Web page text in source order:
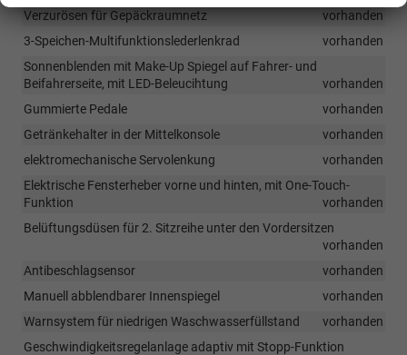
Verzurösen für Gepäckraumnetz
vorhanden
3-Speichen-Multifunktionslederlenkrad
vorhanden
Sonnenblenden mit Make-Up Spiegel auf Fahrer- und
Beifahrerseite, mit LED-Beleucihtung
vorhanden
Gummierte Pedale
vorhanden
Getränkehalter in der Mittelkonsole
vorhanden
elektromechanische Servolenkung
vorhanden
Elektrische Fensterheber vorne und hinten, mit One-Touch-
Funktion
vorhanden
Belüftungsdüsen für 2. Sitzreihe unter den Vordersitzen
vorhanden
Antibeschlagsensor
vorhanden
Manuell abblendbarer Innenspiegel
vorhanden
Warnsystem für niedrigen Waschwasserfüllstand
vorhanden
Geschwindigkeitsregelanlage adaptiv mit Stopp-Funktion